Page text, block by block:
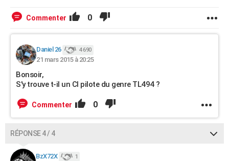
Commenter 0
Daniel 26 4 690
21 mars 2015 à 20:25
Bonsoir,
S'y trouve t-il un CI pilote du genre TL494 ?
Commenter 0
RÉPONSE 4 / 4
BzX72X 1